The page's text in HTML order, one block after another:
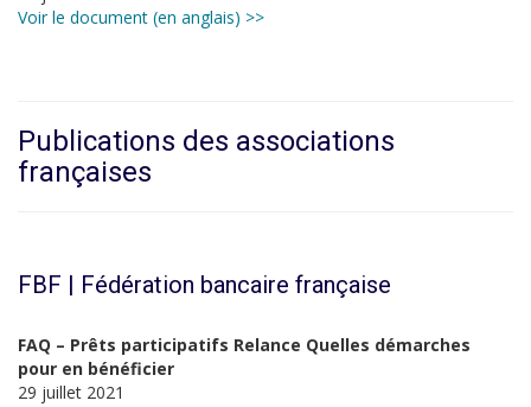
Voir le document (en anglais) >>
Publications des associations
françaises
FBF | Fédération bancaire française
FAQ – Prêts participatifs Relance Quelles démarches
pour en bénéficier
29 juillet 2021